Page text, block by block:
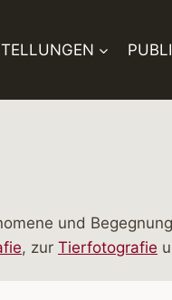
und
, zur Tierfotografie